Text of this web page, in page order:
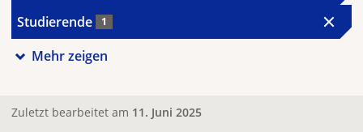
Studierende 1
Mehr zeigen
Zuletzt bearbeitet am 11. Juni 2025